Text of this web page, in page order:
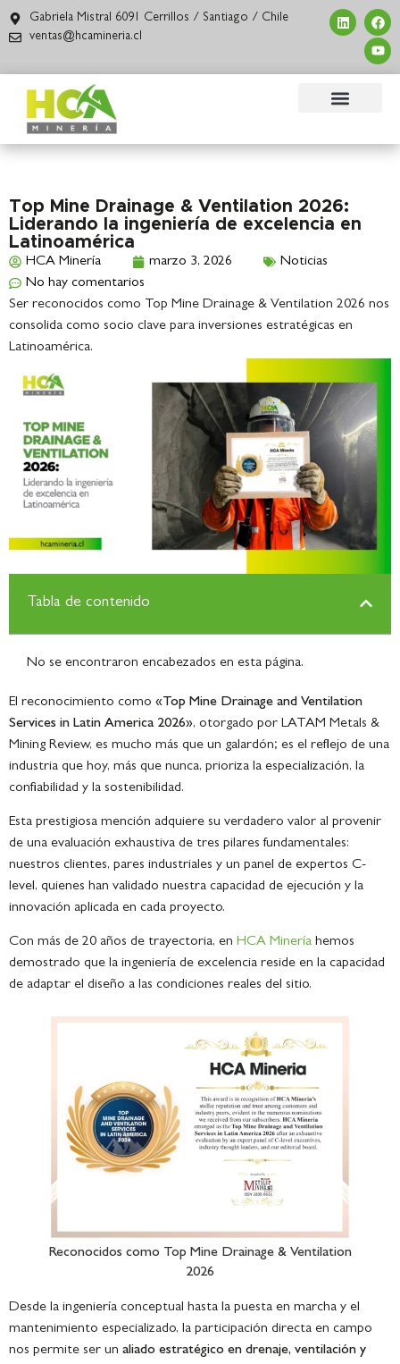
Gabriela Mistral 6091 Cerrillos / Santiago / Chile
ventas@hcamineria.cl
Top Mine Drainage & Ventilation 2026:
Liderando la ingeniería de excelencia en
Latinoamérica
HCA Minería marzo 3, 2026
Noticias
No hay comentarios
Ser reconocidos como Top Mine Drainage & Ventilation 2026 nos
consolida como socio clave para inversiones estratégicas en
Latinoamérica.
Tabla de contenido
No se encontraron encabezados en esta página.
El reconocimiento como «Top Mine Drainage and Ventilation
Services in Latin America 2026», otorgado por LATAM Metals &
Mining Review, es mucho más que un galardón; es el reflejo de una
industria que hoy, más que nunca, prioriza la especialización, la
confiabilidad y la sostenibilidad.
Esta prestigiosa mención adquiere su verdadero valor al provenir
de una evaluación exhaustiva de tres pilares fundamentales:
nuestros clientes, pares industriales y un panel de expertos C-
level, quienes han validado nuestra capacidad de ejecución y la
innovación aplicada en cada proyecto.
Con más de 20 años de trayectoria, en HCA Minería hemos
demostrado que la ingeniería de excelencia reside en la capacidad
de adaptar el diseño a las condiciones reales del sitio.
Reconocidos como Top Mine Drainage & Ventilation
2026
Desde la ingeniería conceptual hasta la puesta en marcha y el
mantenimiento especializado, la participación directa en campo
nos permite ser un aliado estratégico en drenaje, ventilación y